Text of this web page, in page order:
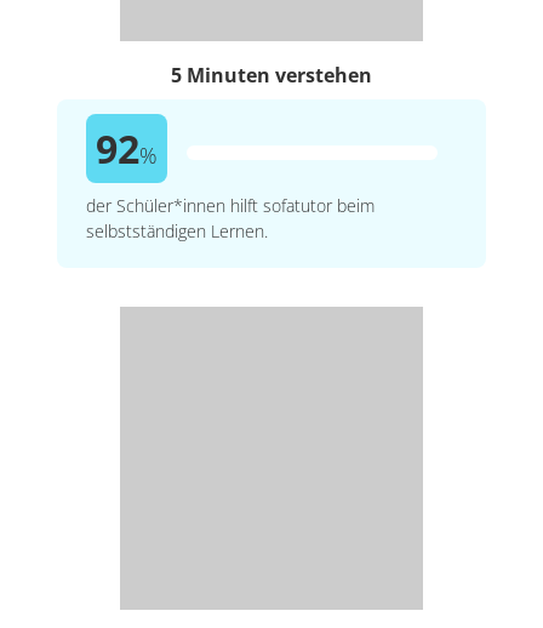
5 Minuten verstehen
92%
der Schüler*innen hilft sofatutor beim
selbstständigen Lernen.